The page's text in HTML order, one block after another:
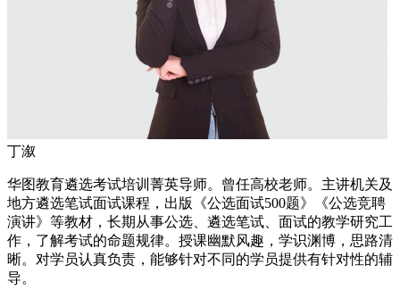
丁溆
华图教育遴选考试培训菁英导师。曾任高校老师。主讲机关及
地方遴选笔试面试课程，出版《公选面试500题》《公选竞聘
演讲》等教材，长期从事公选、遴选笔试、面试的教学研究工
作，了解考试的命题规律。授课幽默风趣，学识渊博，思路清
晰。对学员认真负责，能够针对不同的学员提供有针对性的辅
导。